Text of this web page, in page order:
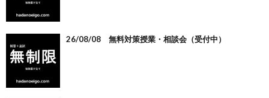
26/08/08 無料対策授業・相談会（受付中）